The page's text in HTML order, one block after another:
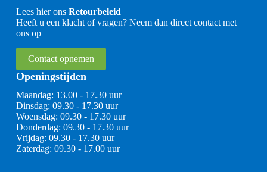
Lees hier ons Retourbeleid
Heeft u een klacht of vragen? Neem dan direct contact met
ons op
Contact opnemen
Openingstijden
Maandag: 13.00 - 17.30 uur
Dinsdag: 09.30 - 17.30 uur
Woensdag: 09.30 - 17.30 uur
Donderdag: 09.30 - 17.30 uur
Vrijdag: 09.30 - 17.30 uur
Zaterdag: 09.30 - 17.00 uur